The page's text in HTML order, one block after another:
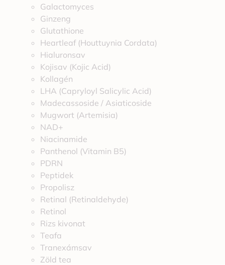
Galactomyces
Ginzeng
Glutathione
Heartleaf (Houttuynia Cordata)
Hialuronsav
Kojisav (Kojic Acid)
Kollagén
LHA (Capryloyl Salicylic Acid)
Madecassoside / Asiaticoside
Mugwort (Artemisia)
NAD+
Niacinamide
Panthenol (Vitamin B5)
PDRN
Peptidek
Propolisz
Retinal (Retinaldehyde)
Retinol
Rizs kivonat
Teafa
Tranexámsav
Zöld tea